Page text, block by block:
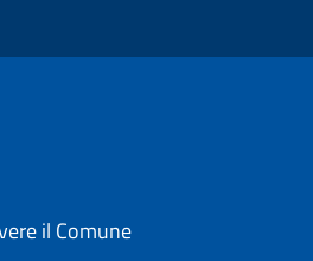
il Comune